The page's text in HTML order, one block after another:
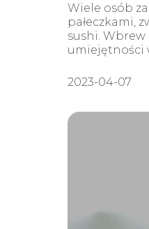
Wiele osób
pałeczkami,
sushi.
umiejętności
2023-04-07